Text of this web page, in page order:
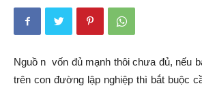
Nguồ n vốn đủ mạnh thôi chưa đủ, nếu
trên con đường lập nghiệp thì bắt buộc